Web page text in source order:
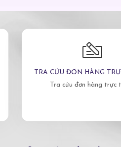
TRA CỨU ĐƠN HÀNG
Tra cứu đơn hàng trực